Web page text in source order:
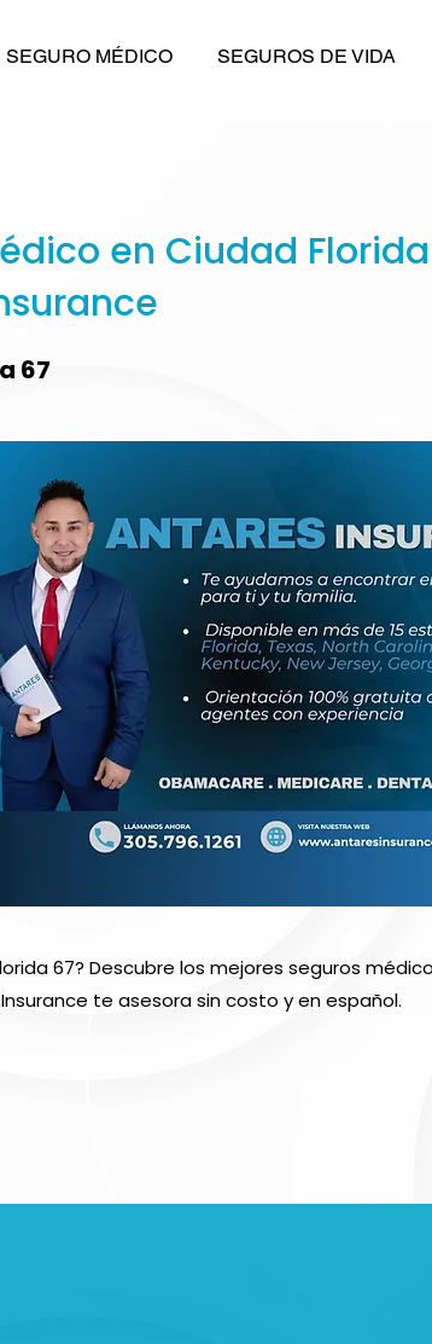
SEGURO MÉDICO SEGUROS DE VIDA
en Ciudad Florida
67
67? Descubre los mejores seguros
te asesora sin costo y en español.